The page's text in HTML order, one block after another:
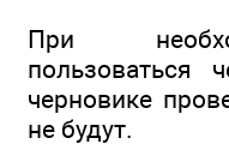
При
пользоваться
черновике
не будут.